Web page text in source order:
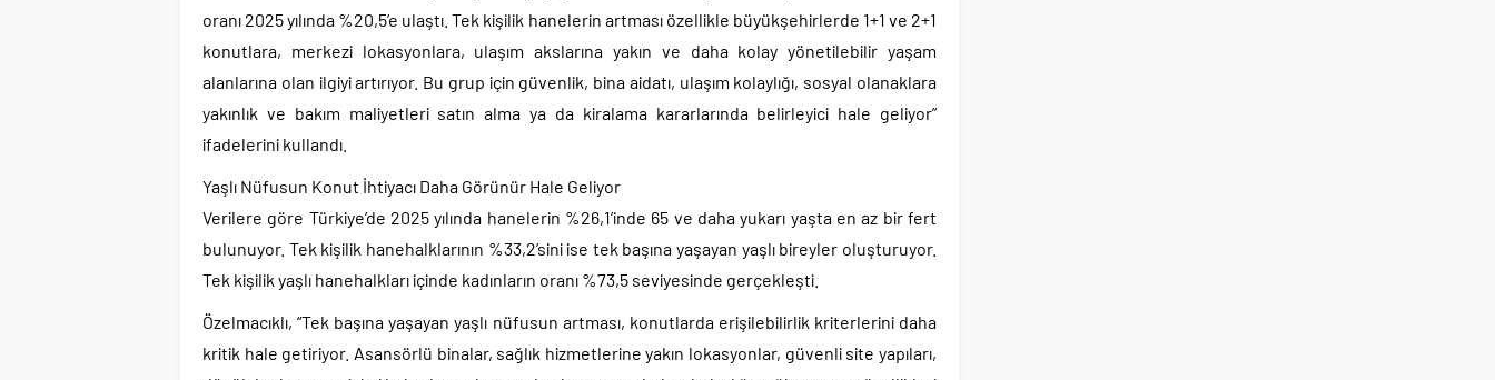
oranı 2025 yılında %20,5’e ulaştı. Tek kişilik hanelerin artması özellikle büyükşehirlerde 1+1 ve 2+1
konutlara, merkezi lokasyonlara, ulaşım akslarına yakın ve daha kolay yönetilebilir yaşam
alanlarına olan ilgiyi artırıyor. Bu grup için güvenlik, bina aidatı, ulaşım kolaylığı, sosyal olanaklara
yakınlık ve bakım maliyetleri satın alma ya da kiralama kararlarında belirleyici hale geliyor”
ifadelerini kullandı.
Yaşlı Nüfusun Konut İhtiyacı Daha Görünür Hale Geliyor
Verilere göre Türkiye’de 2025 yılında hanelerin %26,1’inde 65 ve daha yukarı yaşta en az bir fert
bulunuyor. Tek kişilik hanehalklarının %33,2’sini ise tek başına yaşayan yaşlı bireyler oluşturuyor.
Tek kişilik yaşlı hanehalkları içinde kadınların oranı %73,5 seviyesinde gerçekleşti.
Özelmacıklı, “Tek başına yaşayan yaşlı nüfusun artması, konutlarda erişilebilirlik kriterlerini daha
kritik hale getiriyor. Asansörlü binalar, sağlık hizmetlerine yakın lokasyonlar, güvenli site yapıları,